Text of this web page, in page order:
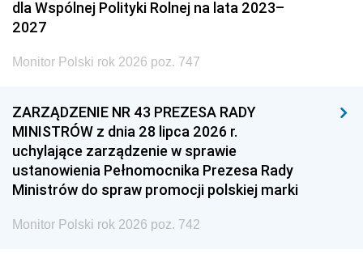
dla Wspólnej Polityki Rolnej na lata 2023–
2027
Monitor Polski rok 2026 poz. 747
ZARZĄDZENIE NR 43 PREZESA RADY
MINISTRÓW z dnia 28 lipca 2026 r.
uchylające zarządzenie w sprawie
ustanowienia Pełnomocnika Prezesa Rady
Ministrów do spraw promocji polskiej marki
Monitor Polski rok 2026 poz. 742